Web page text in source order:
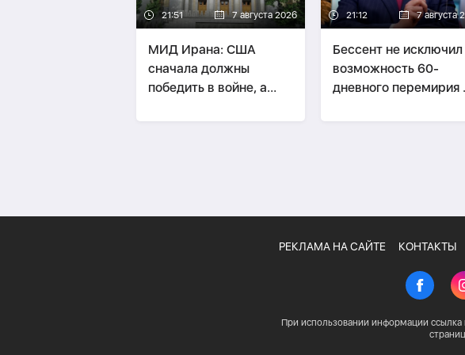
21:51 7 августа 2026
МИД Ирана: США
сначала должны
победить в войне, а
«трофеях» Ирана
21:12 7 августа
Бессент не исключил
возможность 60-
дневного перемирия
РЕКЛАМА НА САЙТЕ КОНТАКТЫ
При использовании информации ссылка